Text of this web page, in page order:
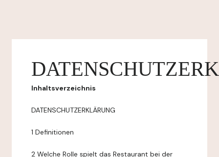
Inhaltsverzeichnis
DATENSCHUTZERKLÄRUNG
1 Definitionen
2 Welche Rolle spielt das Restaurant bei der